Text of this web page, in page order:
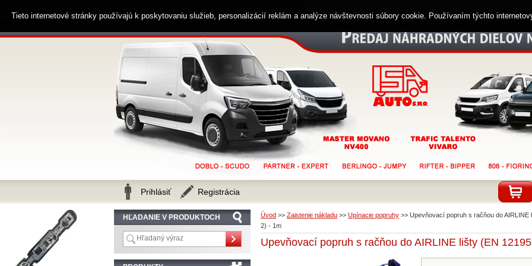
Úvod >> Zaistenie nákladu >> Upínacie popruhy >> Upevňovací popruh s račňou do AIRLINE
2) - 1m
Upevňovací popruh s račňou do AIRLINE lišty (EN
HĽADANIE V PRODUKTOCH
Zákaznícka linka 0914 238 482
Prihlásiť Registrácia
Tieto internetové stránky používajú k poskytovaniu služieb, personalizácií reklám a analýze návštevnosti súbory cookie. Používaním týchto